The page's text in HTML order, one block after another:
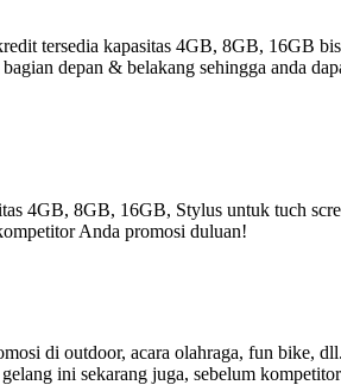
tersedia kapasitas 4GB, 8GB, 16GB
depan & belakang sehingga anda
4GB, 8GB, 16GB, Stylus untuk tuch
Anda promosi duluan!
di outdoor, acara olahraga, fun bike,
ini sekarang juga, sebelum